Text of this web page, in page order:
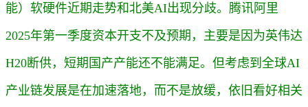
能）软硬件近期走势和北美AI出现分歧。 腾讯阿里
2025年第一季度资本开支不及预期，主要是因为英伟达
H20断供，短期国产产能还不能满足。 但考虑到全球AI
产业链发展是在加速落地，而不是放缓，依旧看好相关